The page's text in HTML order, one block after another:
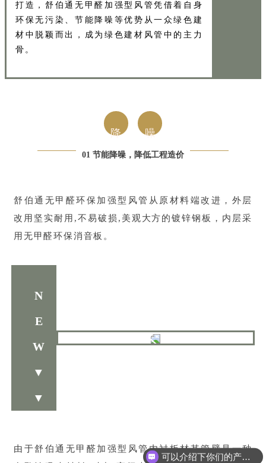
打造，舒伯通无甲醛加强型风管凭借着自身
环保无污染、节能降噪等优势从一众绿色建
材中脱颖而出，成为绿色建材风管中的主力
骨。
降 噪
01 节能降噪，降低工程造价
舒伯通无甲醛环保加强型风管从原材料端改进，外层
改用坚实耐用,不易破损,美观大方的镀锌钢板，内层采
用无甲醛环保消音板。
N
E
W
▼
▼
由于舒伯通无甲醛加强型风管内衬板材其管壁是一种
可以介绍下你们的产品么